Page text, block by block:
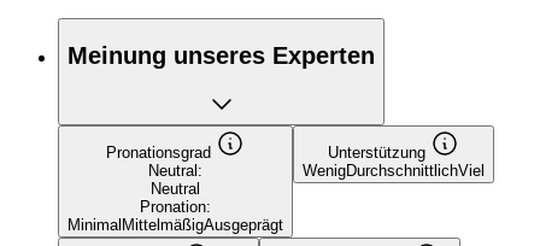
Meinung unseres Experten
Pronationsgrad
Neutral:
Neutral
Pronation:
Minimal MittelmäßigAusgeprägt
Unterstützung
WenigDurchschnittlichViel